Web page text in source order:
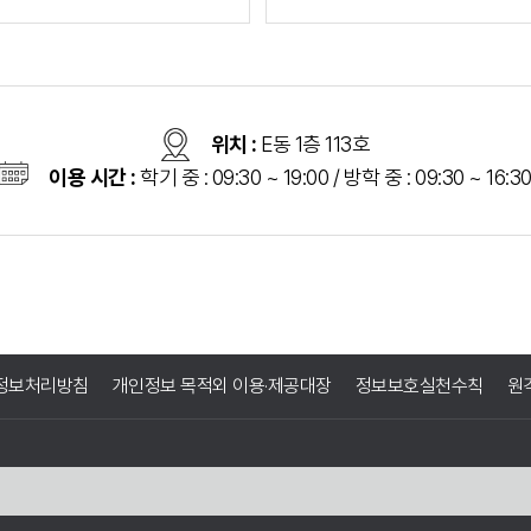
위치 : E동 1층 113호
이용 시간 :학기 중 : 09:30 ~ 19:00 / 방학 중 : 09:30 ~ 16:30
보처리방침 개인정보 목적외 이용·제공대장 정보보호실천수칙 원